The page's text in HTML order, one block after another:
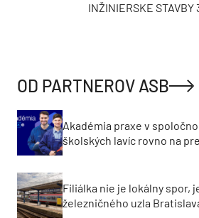
INŽINIERSKE
OD PARTNEROV ASB
Akadémia praxe v
školských lavíc rovno na
Filiálka nie je lokálny spor,
železničného uzla